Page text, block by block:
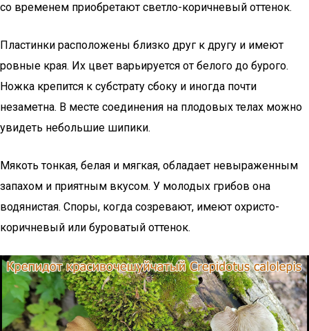
со временем приобретают светло-коричневый оттенок.
Пластинки расположены близко друг к другу и имеют
ровные края. Их цвет варьируется от белого до бурого.
Ножка крепится к субстрату сбоку и иногда почти
незаметна. В месте соединения на плодовых телах можно
увидеть небольшие шипики.
Мякоть тонкая, белая и мягкая, обладает невыраженным
запахом и приятным вкусом. У молодых грибов она
водянистая. Споры, когда созревают, имеют охристо-
коричневый или буроватый оттенок.